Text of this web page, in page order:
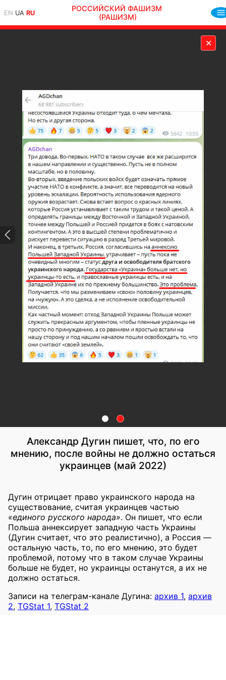
EN UA RU
РОССИЙСКИЙ ФАШИЗМ
(РАШИЗМ)
✕
Александр Дугин пишет, что, по его
мнению, после войны не должно остаться
украинцев (май 2022)
Дугин отрицает право украинского народа на
существование, считая украинцев частью
«единого русского народа». Он пишет, что если
Польша аннексирует западную часть Украины
(Дугин считает, что это реалистично), а Россия —
остальную часть, то, по его мнению, это будет
проблемой, потому что в таком случае Украины
больше не будет, но украинцы останутся, а их не
должно остаться.
Записи на телеграм-канале Дугина: архив 1, архив
2, TGStat 1, TGStat 2